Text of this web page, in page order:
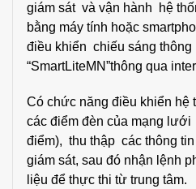
giám sát và vận hành hệ
bằng máy tính hoặc
điều khiển chiếu sáng thông
“SmartLiteMN”thông qua
Có chức năng điều khiển hệ
các điểm đèn của mạng
điểm), thu thập các thông
giám sát, sau đó nhận lệnh
liệu để thực thi từ trung tâm.